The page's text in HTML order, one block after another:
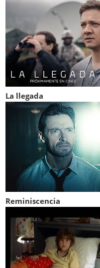
La llegada
Reminiscencia